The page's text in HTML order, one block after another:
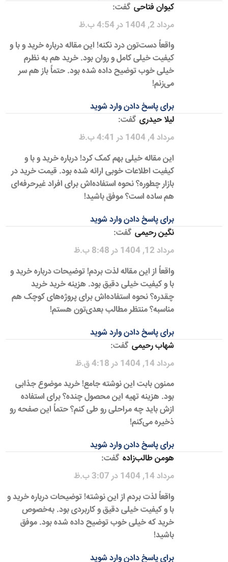
کیوان فتاحی گفت:
مرداد 2, 1404 در 4:54 ب.ظ
واقعاً دست‌تون درد نکنه! این مقاله درباره خرید و با و
کیفیت خیلی کامل و روان بود. خرید هم به نظرم
خیلی خوب توضیح داده شده بود. حتماً باز هم سر
می‌زنم!
برای پاسخ دادن وارد شوید
لیلا حیدری گفت:
مرداد 4, 1404 در 4:41 ب.ظ
این مقاله خیلی بهم کمک کرد! درباره خرید و با و
کیفیت اطلاعات خوبی ارائه شده بود. قیمت خرید در
بازار چطوره؟ نحوه استفاده‌اش برای افراد غیرحرفه‌ای
هم ساده است؟ موفق باشید!
برای پاسخ دادن وارد شوید
نگین رحیمی گفت:
مرداد 12, 1404 در 8:48 ب.ظ
واقعاً از این مقاله لذت بردم! توضیحات درباره خرید و
با و کیفیت خیلی دقیق بود. هزینه خرید خرید
چقدره؟ نحوه استفاده‌اش برای پروژه‌های کوچک هم
مناسبه؟ منتظر مطالب بعدی‌تون هستم!
برای پاسخ دادن وارد شوید
شهاب رحیمی گفت:
مرداد 14, 1404 در 4:18 ق.ظ
ممنون بابت این نوشته جامع! خرید موضوع جذابی
بود. هزینه تهیه این محصول چنده؟ برای استفاده
ازش باید چه مراحلی رو طی کنم؟ حتماً این صفحه رو
ذخیره می‌کنم!
برای پاسخ دادن وارد شوید
هومن طالب‌زاده گفت:
مرداد 14, 1404 در 3:07 ب.ظ
واقعاً لذت بردم از این نوشته! توضیحات درباره خرید و
با و کیفیت خیلی دقیق و کاربردی بود. به‌خصوص
خرید که خیلی خوب توضیح داده شده بود. موفق
باشید!
برای پاسخ دادن وارد شوید